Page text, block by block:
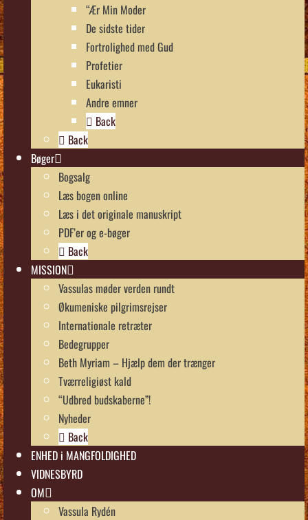
“Ær Min Moder
De sidste tider
Fortrolighed med Gud
Profetier
Eukaristi
Andre emner
Back
Back
Bøger
Bogsalg
Læs bogen online
Læs i det originale manuskript
PDF’er og e-bøger
Back
MISSION
Vassulas møder verden rundt
Økumeniske pilgrimsrejser
Internationale retræter
Bedegrupper
Beth Myriam – Hjælp dem der trænger
Tværreligiøst kald
“Udbred budskaberne”!
Nyheder
Back
ENHED i MANGFOLDIGHED
VIDNESBYRD
OM
Vassula Rydén